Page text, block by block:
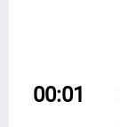
00:01